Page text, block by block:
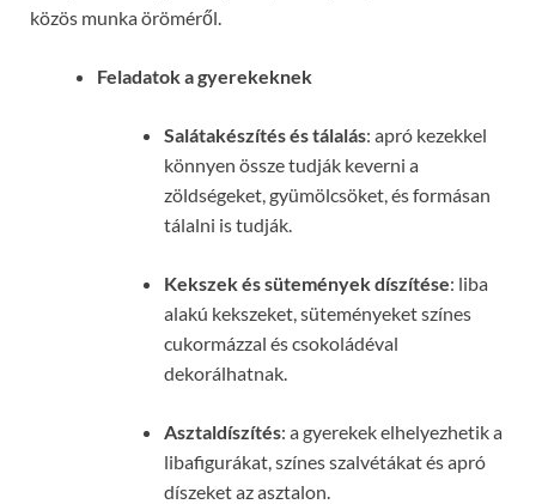
közös munka öröméről.
Feladatok a gyerekeknek
Salátakészítés és tálalás: apró kezekkel
könnyen össze tudják keverni a
zöldségeket, gyümölcsöket, és formásan
tálalni is tudják.
Kekszek és sütemények díszítése: liba
alakú kekszeket, süteményeket színes
cukormázzal és csokoládéval
dekorálhatnak.
Asztaldíszítés: a gyerekek elhelyezhetik a
libafigurákat, színes szalvétákat és apró
díszeket az asztalon.